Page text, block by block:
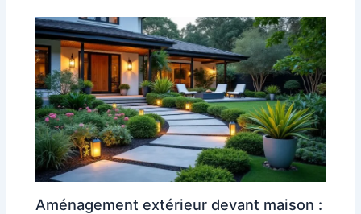
Aménagement extérieur devant maison :